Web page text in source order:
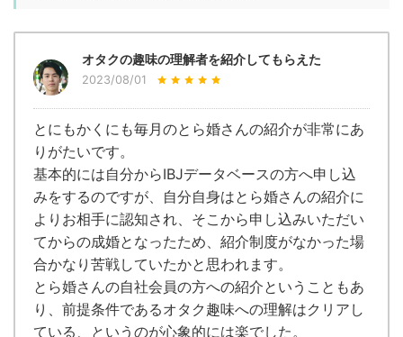
オタクの趣味の理解者を紹介してもらえた
2023/08/01
とにもかくにも毎月のとら婚さんの紹介が非常にあ
りがたいです。
基本的には自分からIBJデータベースの方へ申し込
みをするのですが、自分自身はとら婚さんの紹介に
よりお相手に認知され、そこから申し込みいただい
てからの成婚となったため、紹介制度がなかった場
合かなり苦戦していたかと思われます。
とら婚さんの自社会員の方への紹介ということもあ
り、前提条件であるオタク趣味への理解はクリアし
ている、というのが心象的には楽でした。